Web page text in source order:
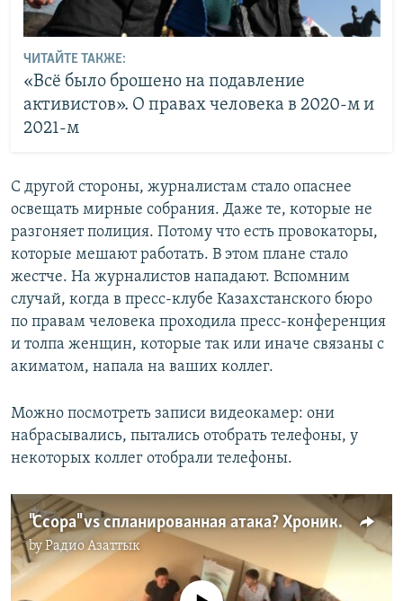
ЧИТАЙТЕ ТАКЖЕ:
«Всё было брошено на подавление
активистов». О правах человека в 2020-м и
2021-м
С другой стороны, журналистам стало опаснее
освещать мирные собрания. Даже те, которые не
разгоняет полиция. Потому что есть провокаторы,
которые мешают работать. В этом плане стало
жестче. На журналистов нападают. Вспомним
случай, когда в пресс-клубе Казахстанского бюро
по правам человека проходила пресс-конференция
и толпа женщин, которые так или иначе связаны с
акиматом, напала на ваших коллег.
Можно посмотреть записи видеокамер: они
набрасывались, пытались отобрать телефоны, у
некоторых коллег отобрали телефоны.
"Ссора" vs спланированная атака? Хроника 22 июля
byРадио Азаттык
No media source currently available